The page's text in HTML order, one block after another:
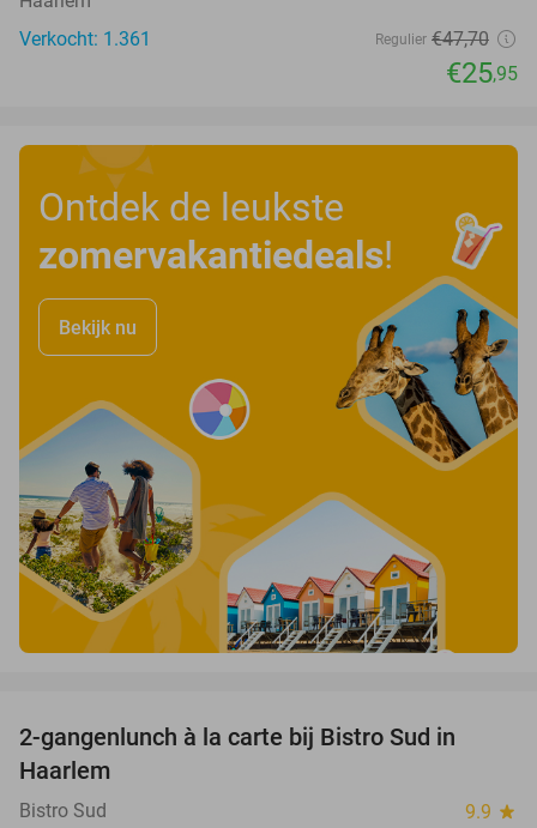
Verkocht: 1.361
Regulier €47,70
€25,95
Ontdek de leukste
zomervakantiedeals!
Bekijk nu
2-gangenlunch à la carte bij Bistro Sud in
Haarlem
Bistro Sud 9.9 star